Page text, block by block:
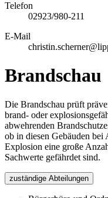
Telefon
02923/980-211
E-Mail
Brandschau
Die Brandschau prüft
brand- oder
abwehrenden
ob in diesen Gebäuden bei
Explosion eine große
Sachwerte gefährdet sind.
zuständige Abteilungen